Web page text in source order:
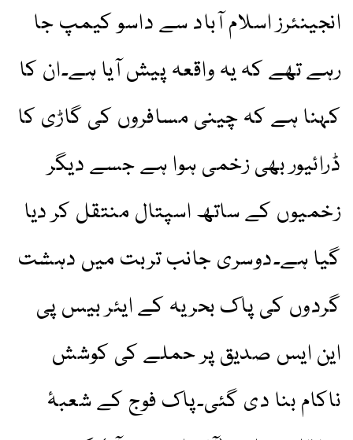
انجینئرز اسلام آباد سے داسو کیمپ جا
رہے تھے کہ یہ واقعہ پیش آیا ہے۔ان کا
کہنا ہے کہ چینی مسافروں کی گاڑی کا
ڈرائیور بھی زخمی ہوا ہے جسے دیگر
زخمیوں کے ساتھ اسپتال منتقل کر دیا
گیا ہے۔دوسری جانب تربت میں دہشت
گردوں کی پاک بحریہ کے ایئر بیس پی
این ایس صدیق پر حملے کی کوشش
ناکام بنا دی گئی۔پاک فوج کے شعبۂ